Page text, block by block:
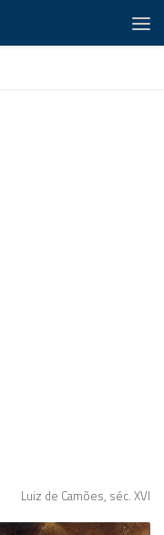
Luiz de Camões, séc. XVI